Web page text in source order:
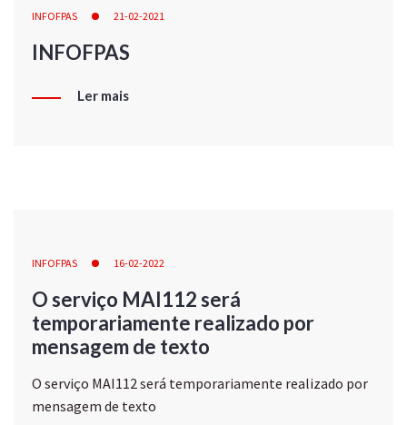
INFOFPAS 21-02-2021
INFOFPAS
Ler mais
INFOFPAS 16-02-2022
O serviço MAI112 será
temporariamente realizado por
mensagem de texto
O serviço MAI112 será temporariamente realizado por
mensagem de texto